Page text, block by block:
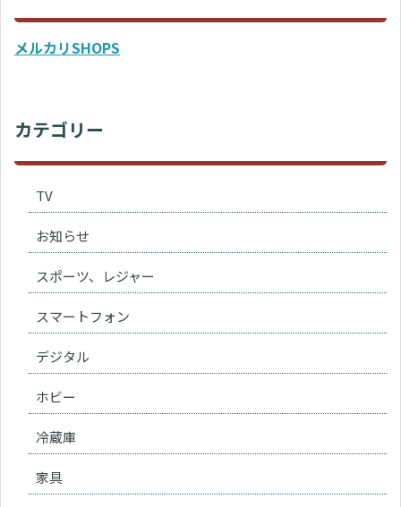
メルカリSHOPS
カテゴリー
TV
お知らせ
スポーツ、レジャー
スマートフォン
デジタル
ホビー
冷蔵庫
家具